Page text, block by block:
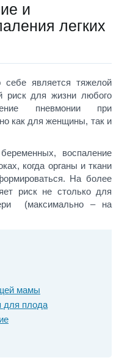
и
легких
себе является тяжелой
риск для жизни любого
пневмонии при
как для женщины, так и
воспаление
когда органы и ткани
На более
риск не столько для
(максимально – на
мамы
для плода